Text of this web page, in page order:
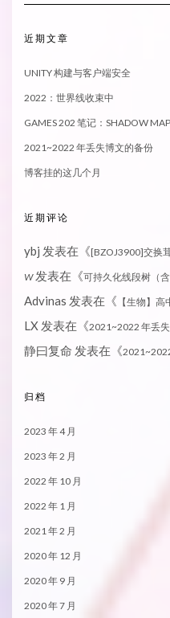
近期文章
UNITY 构建与客户端安全
2022：世界线收束中
GAMES 202 笔记：SHADOW
2021~2022 年丢失博文的备份
博客挂的这几个月
近期评论
ybj 发表在《[BZOJ3900]交换
W发表在《可持久化线段树（
Advinas 发表在《 【生物】
LX 发表在《2021~2022 年丢
静曰复命 发表在《
归档
2023 年 4 月
2023 年 2 月
2022 年 10 月
2022 年 1 月
2021 年 2 月
2020 年 12 月
2020 年 9 月
2020 年 7 月